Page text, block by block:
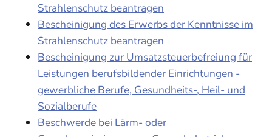
Strahlenschutz beantragen
Bescheinigung des Erwerbs der Kenntnisse im
Strahlenschutz beantragen
Bescheinigung zur Umsatzsteuerbefreiung für
Leistungen berufsbildender Einrichtungen -
gewerbliche Berufe, Gesundheits-, Heil- und
Sozialberufe
Beschwerde bei Lärm- oder